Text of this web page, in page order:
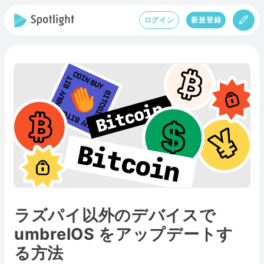
ログイン 新規登録
ラズパイ以外のデバイスで
umbrelOS をアップデートす
る方法